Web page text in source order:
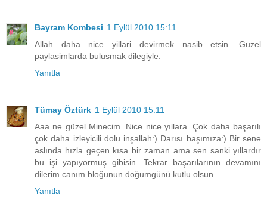
Bayram Kombesi 1 Eylül 2010 15:11
Allah daha nice yillari devirmek nasib etsin. Guzel
paylasimlarda bulusmak dilegiyle.
Yanıtla
Tümay Öztürk 1 Eylül 2010 15:11
Aaa ne güzel Minecim. Nice nice yıllara. Çok daha başarılı
çok daha izleyicili dolu inşallah:) Darısı başımıza:) Bir sene
aslında hızla geçen kısa bir zaman ama sen sanki yıllardır
bu işi yapıyormuş gibisin. Tekrar başarılarının devamını
dilerim canım bloğunun doğumgünü kutlu olsun...
Yanıtla